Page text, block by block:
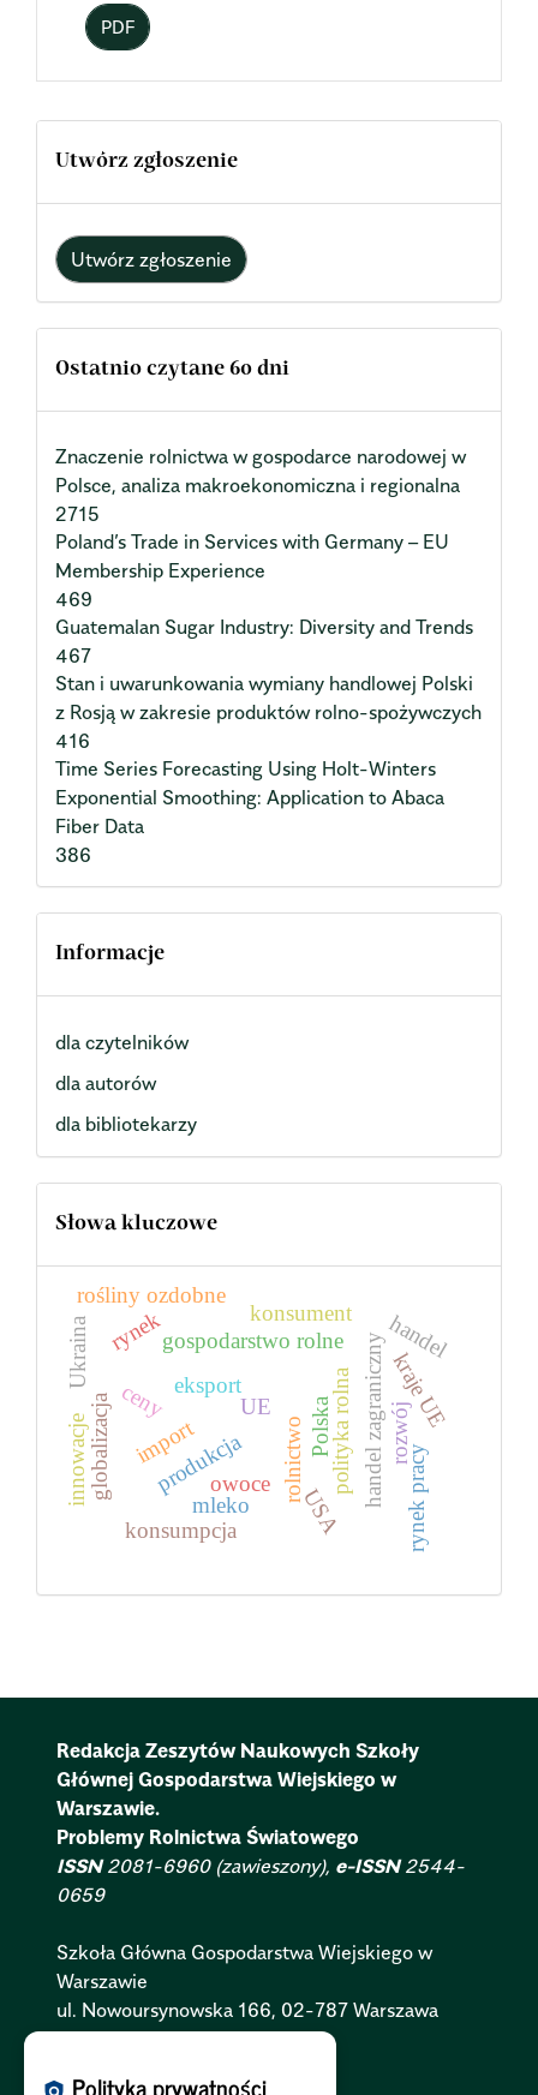
PDF
Utwórz zgłoszenie
Utwórz zgłoszenie
Ostatnio czytane 60 dni
Znaczenie rolnictwa w gospodarce narodowej w
Polsce, analiza makroekonomiczna i regionalna
2715
Poland’s Trade in Services with Germany – EU
Membership Experience
469
Guatemalan Sugar Industry: Diversity and Trends
467
Stan i uwarunkowania wymiany handlowej Polski
z Rosją w zakresie produktów rolno-spożywczych
416
Time Series Forecasting Using Holt-Winters
Exponential Smoothing: Application to Abaca
Fiber Data
386
Informacje
dla czytelników
dla autorów
dla bibliotekarzy
Słowa kluczowe
rolnictwo
eksport
import
produkcja
Polska handel zagraniczny
globalizacja ceny polityka rolna
UE
gospodarstwo rolne
konsumpcja
handel
rynek konsument
owoce
mleko
kraje UE
rozwój
rośliny ozdobne
rynek pracy
USA
innowacje
Ukraina
Redakcja Zeszytów Naukowych Szkoły
Głównej Gospodarstwa Wiejskiego w
Warszawie.
Problemy Rolnictwa Światowego
ISSN2081-6960 (zawieszony), e-ISSN2544-
0659
Szkoła Główna Gospodarstwa Wiejskiego w
Warszawie
ul. Nowoursynowska 166, 02-787 Warszawa